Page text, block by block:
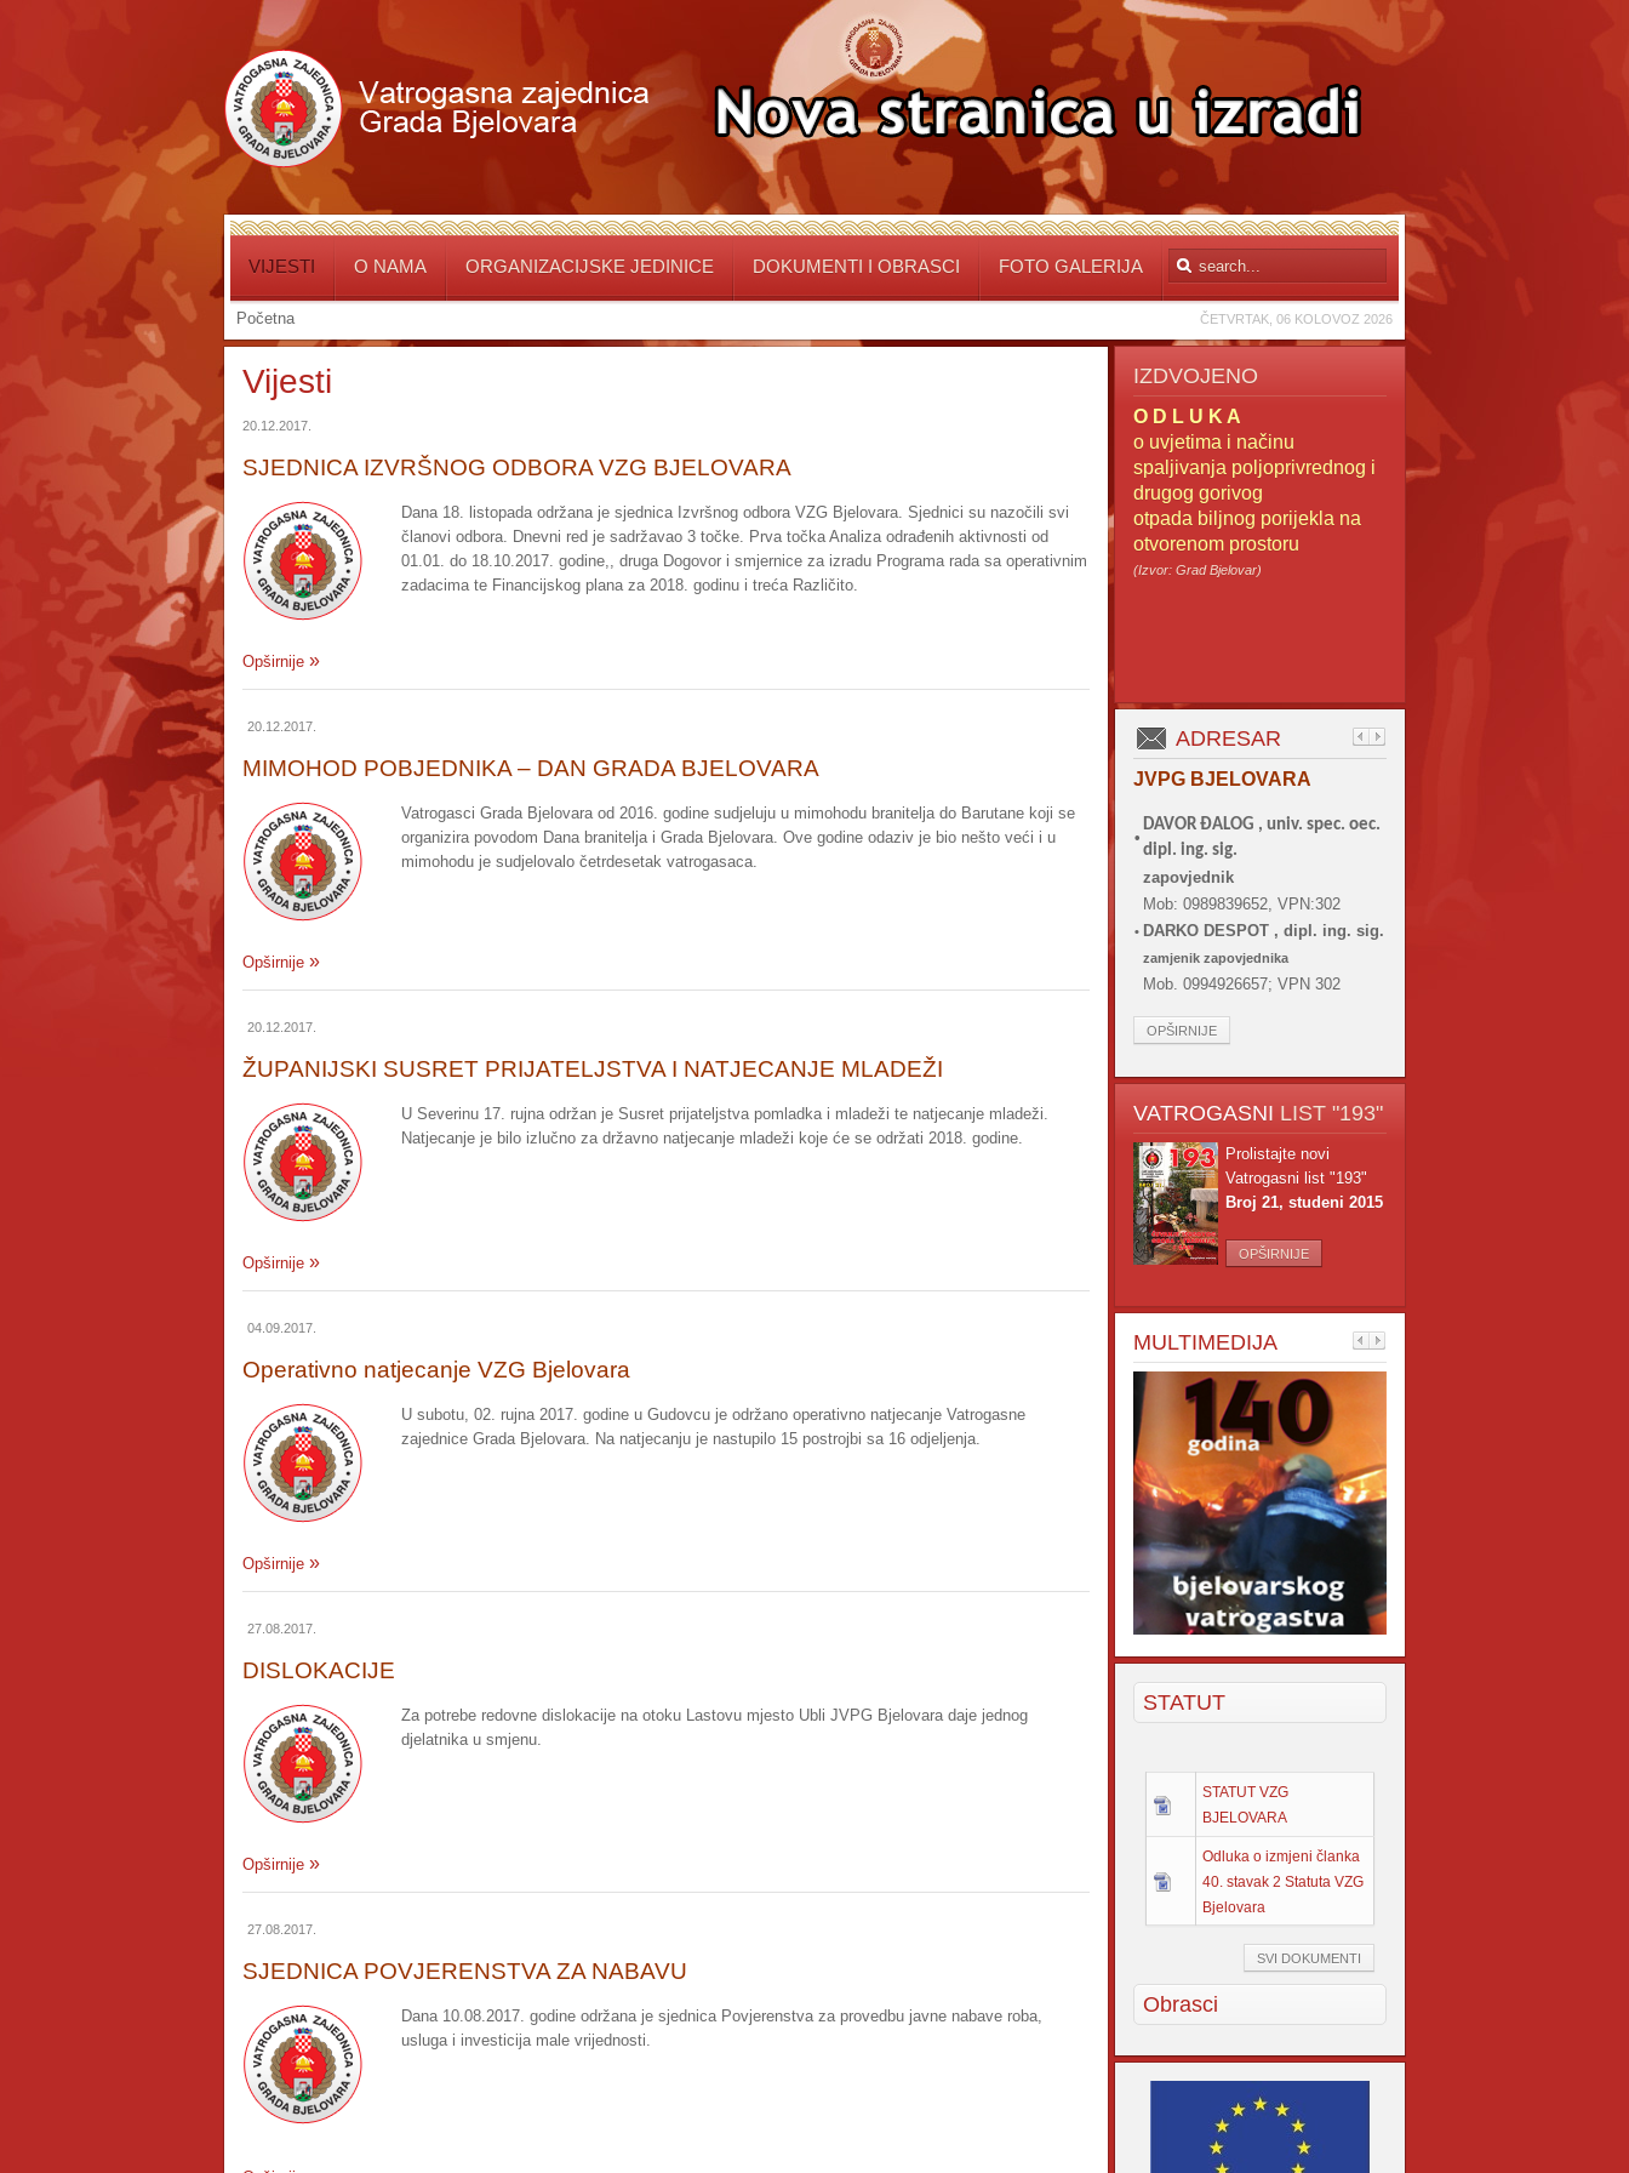
VIJESTI O NAMA ORGANIZACIJSKE JEDINICE DOKUMENTI I OBRASCI FOTO GALERIJA
ČETVRTAK, 06 KOLOVOZ 2026
Početna
Vijesti
20.12.2017.
SJEDNICA IZVRŠNOG ODBORA VZG BJELOVARA
Dana 18. listopada održana je sjednica Izvršnog odbora VZG Bjelovara. Sjednici su nazočili svi
članovi odbora. Dnevni red je sadržavao 3 točke. Prva točka Analiza odrađenih aktivnosti od
01.01. do 18.10.2017. godine,, druga Dogovor i smjernice za izradu Programa rada sa operativnim
zadacima te Financijskog plana za 2018. godinu i treća Različito.
Opširnije
20.12.2017.
MIMOHOD POBJEDNIKA – DAN GRADA BJELOVARA
Vatrogasci Grada Bjelovara od 2016. godine sudjeluju u mimohodu branitelja do Barutane koji se
organizira povodom Dana branitelja i Grada Bjelovara. Ove godine odaziv je bio nešto veći i u
mimohodu je sudjelovalo četrdesetak vatrogasaca.
Opširnije
20.12.2017.
ŽUPANIJSKI SUSRET PRIJATELJSTVA I NATJECANJE MLADEŽI
U Severinu 17. rujna održan je Susret prijateljstva pomladka i mladeži te natjecanje mladeži.
Natjecanje je bilo izlučno za državno natjecanje mladeži koje će se održati 2018. godine.
Opširnije
04.09.2017.
Operativno natjecanje VZG Bjelovara
U subotu, 02. rujna 2017. godine u Gudovcu je održano operativno natjecanje Vatrogasne
zajednice Grada Bjelovara. Na natjecanju je nastupilo 15 postrojbi sa 16 odjeljenja.
Opširnije
27.08.2017.
DISLOKACIJE
Za potrebe redovne dislokacije na otoku Lastovu mjesto Ubli JVPG Bjelovara daje jednog
djelatnika u smjenu.
Opširnije
27.08.2017.
SJEDNICA POVJERENSTVA ZA NABAVU
Dana 10.08.2017. godine održana je sjednica Povjerenstva za provedbu javne nabave roba,
usluga i investicija male vrijednosti.
IZDVOJENO
O D L U K A
o uvjetima i načinu
spaljivanja poljoprivrednog i
drugog gorivog
otpada biljnog porijekla na
otvorenom prostoru
(Izvor: Grad Bjelovar)
ADRESAR
JVPG BJELOVARA
•
DAVOR ĐALOG , univ. spec. oec.
dipl. ing. sig.
zapovjednik
Mob: 0989839652, VPN:302
• DARKO DESPOT , dipl. ing. sig.
zamjenik zapovjednika
Mob. 0994926657; VPN 302
OPŠIRNIJE
VATROGASNI LIST "193"
Prolistajte novi
Vatrogasni list "193"
Broj 21, studeni 2015
OPŠIRNIJE
MULTIMEDIJA
STATUT
STATUT VZG
BJELOVARA
Odluka o izmjeni članka
40. stavak 2 Statuta VZG
Bjelovara
SVI DOKUMENTI
Obrasci